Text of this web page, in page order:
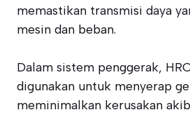
memastikan transmisi daya
mesin dan beban.
Dalam sistem penggerak,
digunakan untuk menyerap
meminimalkan kerusakan